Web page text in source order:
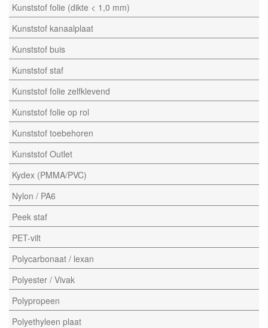
Kunststof folie (dikte < 1,0 mm)
Kunststof kanaalplaat
Kunststof buis
Kunststof staf
Kunststof folie zelfklevend
Kunststof folie op rol
Kunststof toebehoren
Kunststof Outlet
Kydex (PMMA/PVC)
Nylon / PA6
Peek staf
PET-vilt
Polycarbonaat / lexan
Polyester / Vivak
Polypropeen
Polyethyleen plaat